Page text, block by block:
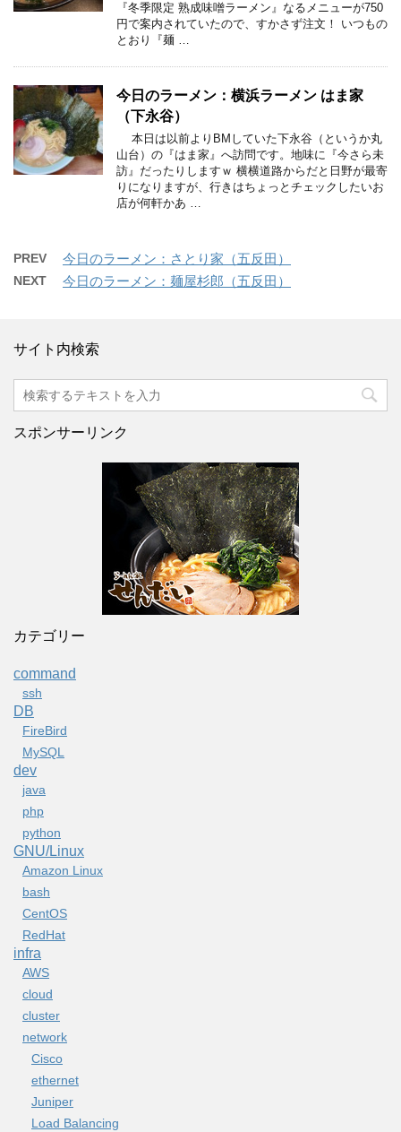
『冬季限定 熟成味噌ラーメン』なるメニューが750
円で案内されていたので、すかさず注文！ いつもの
とおり『麺 …
今日のラーメン：横浜ラーメン はま家
（下永谷）
本日は以前よりBMしていた下永谷（というか丸
山台）の『はま家』へ訪問です。地味に『今さら未
訪』だったりしますｗ 横横道路からだと日野が最寄
りになりますが、行きはちょっとチェックしたいお
店が何軒かあ …
PREV 今日のラーメン：さとり家（五反田）
NEXT 今日のラーメン：麺屋杉郎（五反田）
サイト内検索
スポンサーリンク
カテゴリー
command
ssh
DB
FireBird
MySQL
dev
java
php
python
GNU/Linux
Amazon Linux
bash
CentOS
RedHat
infra
AWS
cloud
cluster
network
Cisco
ethernet
Juniper
Load Balancing